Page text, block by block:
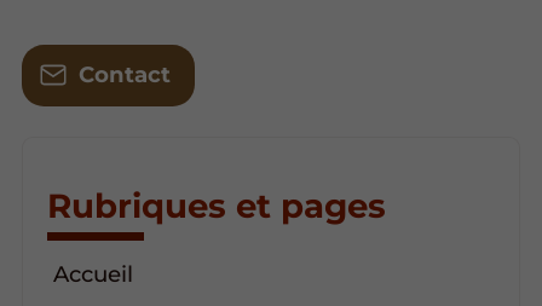
Contact
Rubriques et pages
Accueil